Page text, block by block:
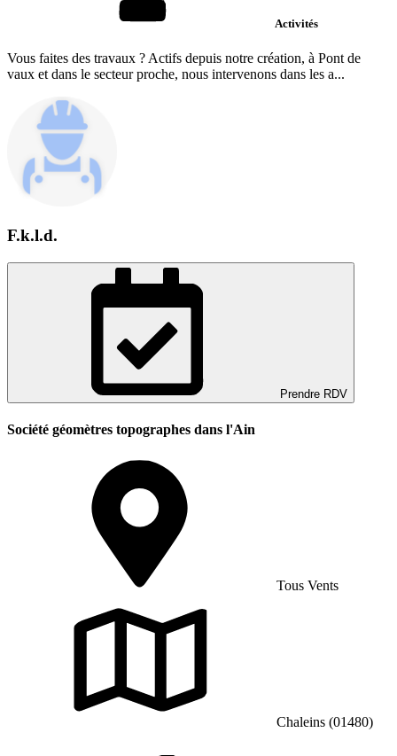
Activités
Vous faites des travaux ? Actifs depuis notre création, à Pont de
vaux et dans le secteur proche, nous intervenons dans les a...
F.k.l.d.
Prendre RDV
Société géomètres topographes dans l'Ain
Tous Vents
Chaleins (01480)